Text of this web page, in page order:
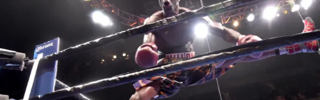
DALŠÍ SPORTY
Americký fotbal
NEPŘEHLÉDNĚTE